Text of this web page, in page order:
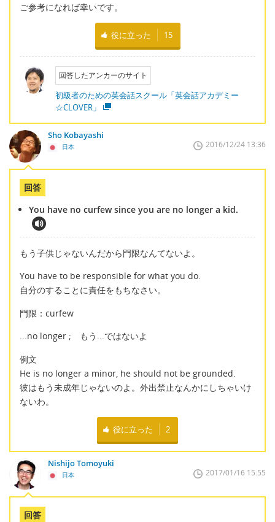
ご参考になれば幸いです。
役に立った 15
回答したアンカーのサイト
初級者のための英会話スクール「英会話アカデミー
☆CLOVER」
Sho Kobayashi
日本 2016/12/24 13:36
回答
You have no curfew since you are no longer a kid.
もう子供じゃないんだから門限なんてないよ。
You have to be responsible for what you do.
自分のすることに責任をもちなさい。
門限：curfew
...no longer ; もう...ではないよ
例文
He is no longer a minor, he should not be grounded.
彼はもう未成年じゃないのよ。外出禁止なんかにしちゃいけ
ないわ。
役に立った 2
Nishijo Tomoyuki
日本 2017/01/16 15:55
回答